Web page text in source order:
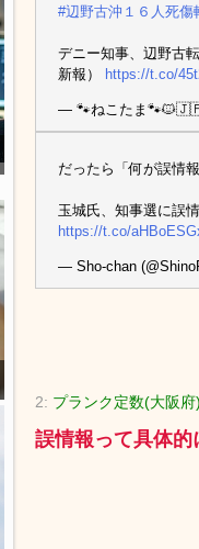
#辺野古沖１６人死傷
デニー知事、辺野古
新報） https://t.co/
— 🐾ねこたま
だったら「何が誤情
玉城氏、知事選に誤
https://t.co/
— Sho-chan
2: プランク定数(大阪府
誤情報って具体的